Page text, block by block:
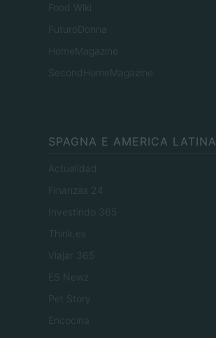
Food Wiki
FuturoDonna
HomeMagazine
SecondHomeMagazine
SPAGNA E AMERICA LATINA
Actualidad
Finanzas 24
Investindo 365
Think.es
Viajar 365
ES Newz
Pet Story
Encocina